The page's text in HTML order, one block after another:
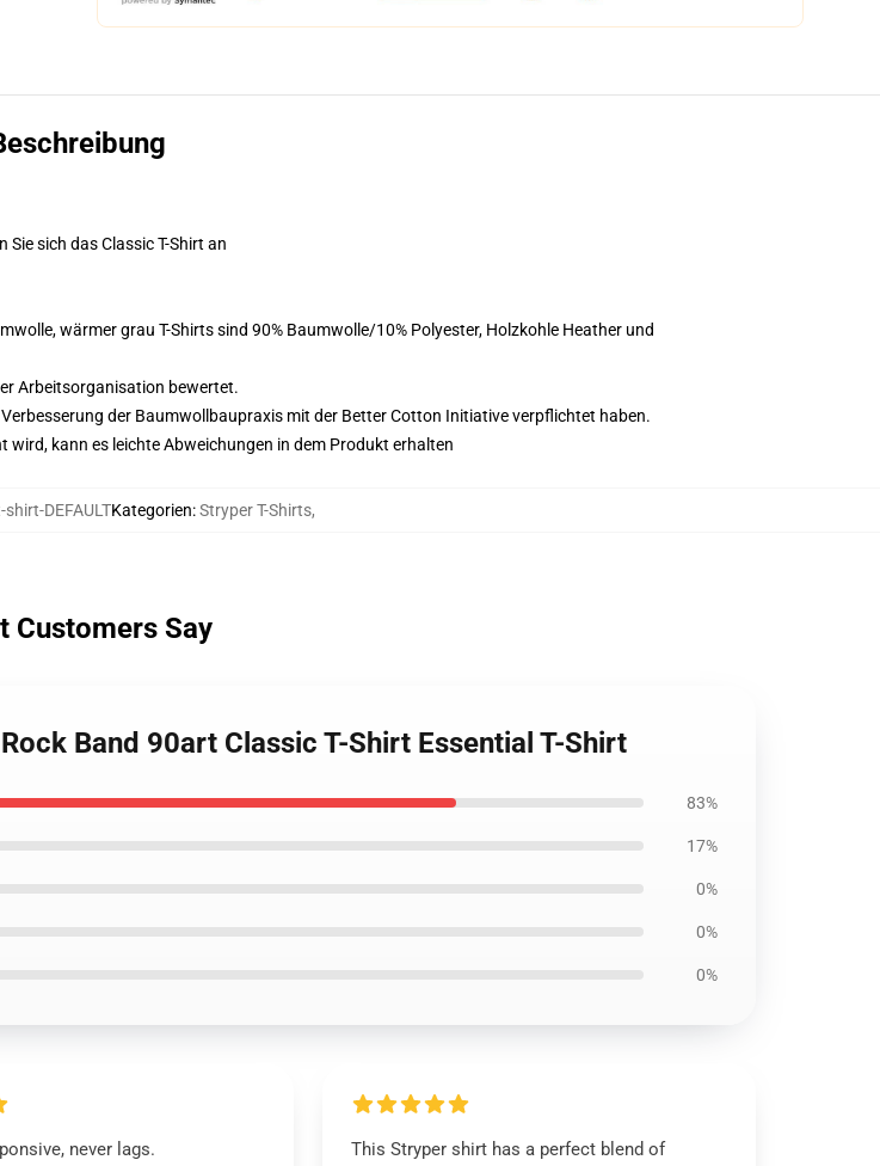
sich das Classic T-Shirt an
wärmer grau T-Shirts sind 90% Baumwolle/10% Polyester, Holzkohle Heather und
Arbeitsorganisation bewertet.
der Baumwollbaupraxis mit der Better Cotton Initiative verpflichtet haben.
kann es leichte Abweichungen in dem Produkt erhalten
DEFAULTKategorien:Stryper T-Shirts,
Customers Say
Band 90art Classic T-Shirt Essential T-Shirt
83%
17%
0%
0%
0%
never lags.
This Stryper shirt has a perfect blend of